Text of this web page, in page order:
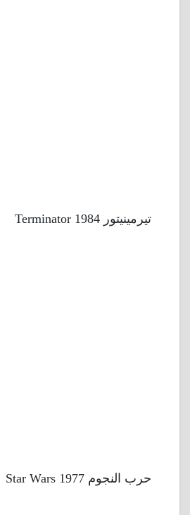
تيرمينيتور 1984 Terminator
حرب النجوم 1977 Star Wars